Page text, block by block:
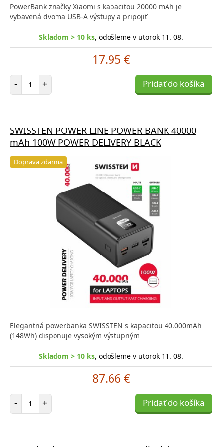
PowerBank značky Xiaomi s kapacitou 20000 mAh je
vybavená dvoma USB-A výstupy a pripojiť
Skladom > 10 ks, odošleme v utorok 11. 08.
17.95 €
- Počet položiek
+ Pridať do košíka
SWISSTEN POWER LINE POWER BANK 40000
mAh 100W POWER DELIVERY BLACK
Doprava zdarma
Elegantná powerbanka SWISSTEN s kapacitou 40.000mAh
(148Wh) disponuje vysokým výstupným
Skladom > 10 ks, odošleme v utorok 11. 08.
87.66 €
- Počet položiek
+ Pridať do košíka